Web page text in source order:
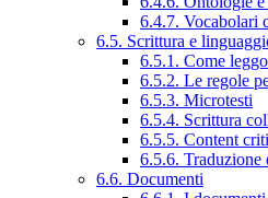
6.4.7. Vocabolari
6.5. Scrittura e
6.5.1. Come
6.5.2. Le regole
6.5.3. Microtesti
6.5.4. Scrittura
6.5.5. Content
6.5.6. Traduzione
6.6. Documenti